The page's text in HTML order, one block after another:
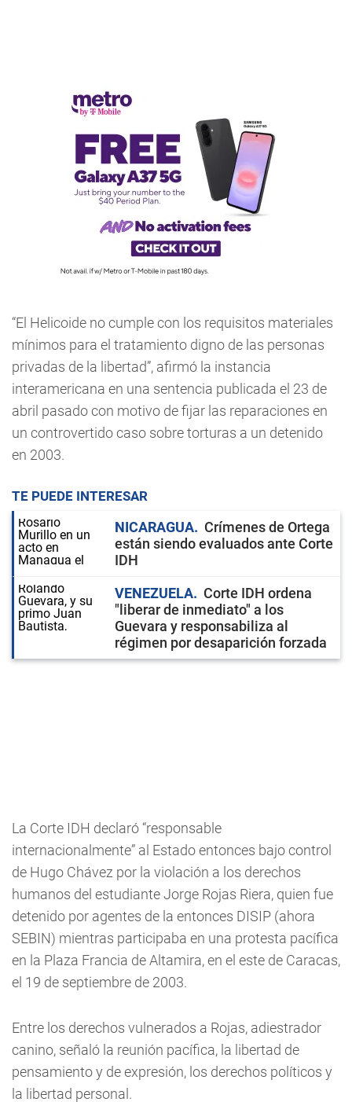
“El Helicoide no cumple con los requisitos materiales
mínimos para el tratamiento digno de las personas
privadas de la libertad”, afirmó la instancia
interamericana en una sentencia publicada el 23 de
abril pasado con motivo de fijar las reparaciones en
un controvertido caso sobre torturas a un detenido
en 2003.
TE PUEDE INTERESAR
NICARAGUA
Crímenes de Ortega
están siendo evaluados ante Corte
IDH
VENEZUELA
Corte IDH ordena
"liberar de inmediato" a los
Guevara y responsabiliza al
régimen por desaparición forzada
La Corte IDH declaró “responsable
internacionalmente” al Estado entonces bajo control
de Hugo Chávez por la violación a los derechos
humanos del estudiante Jorge Rojas Riera, quien fue
detenido por agentes de la entonces DISIP (ahora
SEBIN) mientras participaba en una protesta pacífica
en la Plaza Francia de Altamira, en el este de Caracas,
el 19 de septiembre de 2003.
Entre los derechos vulnerados a Rojas, adiestrador
canino, señaló la reunión pacífica, la libertad de
pensamiento y de expresión, los derechos políticos y
la libertad personal.